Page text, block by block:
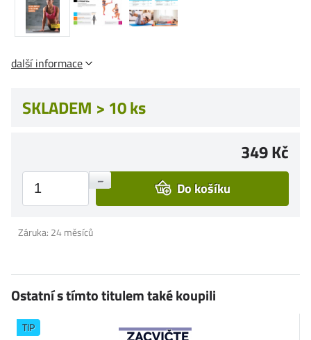
další informace
SKLADEM > 10 ks
349 Kč
+
– Do košíku
Záruka: 24 měsíců
Ostatní s tímto titulem také koupili
TIP